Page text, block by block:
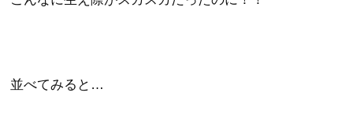
並べてみると…